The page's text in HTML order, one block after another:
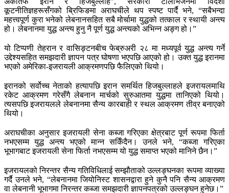
कूटनीतिज्ञहरूसँगको ब्रिफिङमा अराघचीले थप स्पष्ट पार्दै भने, “सबैभन्दा
महत्त्वपूर्ण कुरा भनेको लेबनानसहित सबै मोर्चामा युद्धको तत्काल र स्थायी अन्त्य
हो। लेबनानमा युद्ध अन्त्य हुनु नै पूर्ण युद्ध अन्त्यको अभिन्न अङ्ग हो।”
यो टिप्पणी तेहरान र वासिङ्टनबीच फेब्रुअरी २८ मा मध्यपूर्व युद्ध अन्त्य गर्ने
उद्देश्यसहित समझदारी ज्ञापन पत्र घोषणा भएपछि आएको हो। उक्त युद्ध इरानमा
भएको अमेरिका-इजरायली आक्रमणपछि फैलिएको थियो।
इरानको सर्वोच्च नेताको हत्यापछि इरान समर्थित हिजबुल्लाहले इजरायलमाथि
रकेट आक्रमण गरेसँगै लेबनान मार्चको सुरुआतमा युद्धमा तानिएको थियो।
त्यसपछि इजरायलले लेबनानमा सैन्य कारबाही र स्थल आक्रमण तीव्र बनाएको
थियो।
अराघचीका अनुसार इजरायली सेना कब्जा गरिएका क्षेत्रबाट पूर्ण रूपमा फिर्ता
नभएसम्म युद्ध अन्त्य भएको मान्न सकिँदैन। उनले भने, “कब्जा गरिएका
भूभागबाट इजरायली सेना फिर्ता नभएसम्म यो युद्ध समाप्त भएको मानिने छैन।”
इजरायलको निरन्तर सैन्य गतिविधिलाई सम्झौताको उल्लङ्घनका रूपमा व्याख्या
गर्दै उनले भने, “लेबनानमा जियोनिस्ट शासनद्वारा हुने कुनै पनि सैन्य आक्रमण
वा लेबनानी भूभागमा निरन्तर कब्जा समझदारी ज्ञापनपत्रको उल्लङ्घन हुनेछ।”